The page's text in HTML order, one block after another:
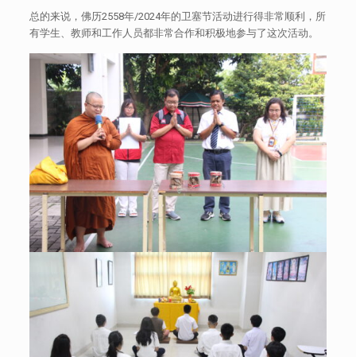
总的来说，佛历2558年/2024年的卫塞节活动进行得非常顺利，所
有学生、教师和工作人员都非常合作和积极地参与了这次活动。